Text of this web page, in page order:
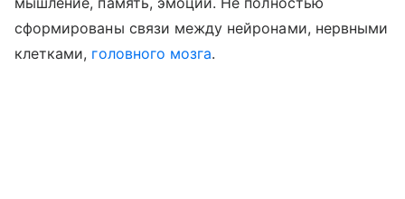
сформированы связи между нейронами, нервными
клетками, головного мозга.